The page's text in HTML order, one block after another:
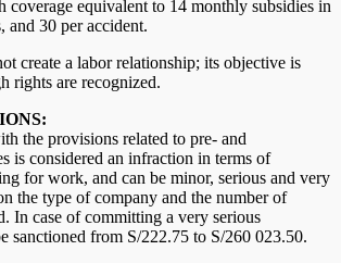
coverage equivalent to 14 monthly subsidies in
and 30 per accident.
create a labor relationship; its objective is
rights are recognized.
the provisions related to pre- and
is considered an infraction in terms of
for work, and can be minor, serious and very
the type of company and the number of
In case of committing a very serious
sanctioned from S/222.75 to S/260 023.50.